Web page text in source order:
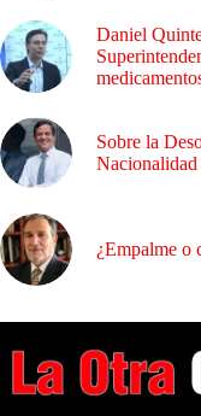
Daniel
Sobre la
Nacionalidad
¿Empalme o